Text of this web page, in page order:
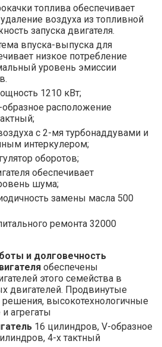
топлива обеспечивает
воздуха из топливной
запуска двигателя.
впуска-выпуска для
низкое потребление
уровень эмиссии
1210 кВт;
расположение
с 2-мя турбонаддувами и
интеркулером;
оборотов;
обеспечивает
шума;
замены масла 500
ремонта 32000
и долговечность
обеспечены
этого семейства в
двигателей. Продвинутые
решения, высокотехнологичные
агрегаты
16 цилиндров, V-образное
4-х тактный